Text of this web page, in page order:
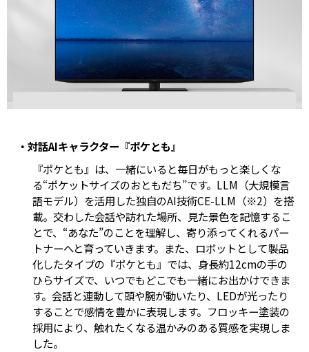
・対話AIキャラクター『ポケとも』
『ポケとも』は、一緒にいると毎日がもっと楽しくな
る“ポケットサイズのおともだち”です。LLM（大規模言
語モデル）を活用した独自のAI技術CE-LLM（※2）を搭
載。交わした会話や訪れた場所、見た景色を記憶するこ
とで、“あなた”のことを理解し、寄り添ってくれるパー
トナーへと育っていきます。また、ロボットとして製品
化したタイプの『ポケとも』では、身長約12cmの手の
ひらサイズで、いつでもどこでも一緒にお出かけできま
す。会話と連動して頭や腕が動いたり、LEDが光ったり
することで感情を豊かに表現します。フロッキー塗装の
採用により、触れたくなる温かみのある質感を実現しま
した。